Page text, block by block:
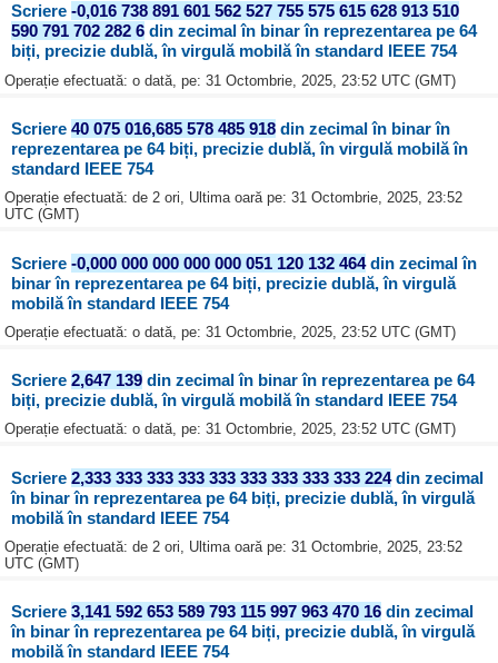
Scriere-0,016 738 891 601 562 527 755 575 615 628 913 510
590 791 702 282 6 din zecimal în binar în reprezentarea pe 64
biți, precizie dublă, în virgulă mobilă în standard IEEE 754
Operație efectuată: o dată, pe: 31 Octombrie, 2025, 23:52 UTC (GMT)
Scriere40 075 016,685 578 485 918 din zecimal în binar în
reprezentarea pe 64 biți, precizie dublă, în virgulă mobilă în
standard IEEE 754
Operație efectuată: de 2 ori, Ultima oară pe: 31 Octombrie, 2025, 23:52
UTC (GMT)
Scriere-0,000 000 000 000 000 051 120 132 464din zecimal în
binar în reprezentarea pe 64 biți, precizie dublă, în virgulă
mobilă în standard IEEE 754
Operație efectuată: o dată, pe: 31 Octombrie, 2025, 23:52 UTC (GMT)
Scriere2,647 139 din zecimal în binar în reprezentarea pe 64
biți, precizie dublă, în virgulă mobilă în standard IEEE 754
Operație efectuată: o dată, pe: 31 Octombrie, 2025, 23:52 UTC (GMT)
Scriere2,333 333 333 333 333 333 333 333 333 224din zecimal
în binar în reprezentarea pe 64 biți, precizie dublă, în virgulă
mobilă în standard IEEE 754
Operație efectuată: de 2 ori, Ultima oară pe: 31 Octombrie, 2025, 23:52
UTC (GMT)
Scriere3,141 592 653 589 793 115 997 963 470 16 din zecimal
în binar în reprezentarea pe 64 biți, precizie dublă, în virgulă
mobilă în standard IEEE 754